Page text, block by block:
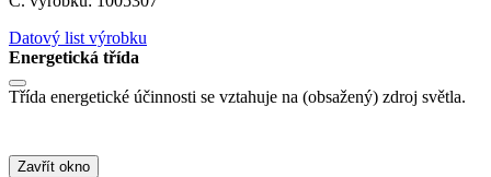
Datový list výrobku
Energetická třída
Třída energetické účinnosti se vztahuje na (obsažený) zdroj světla.
Zavřít okno